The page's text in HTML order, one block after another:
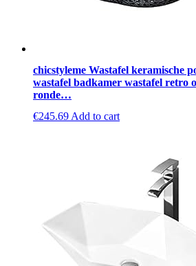
chicstyleme Wastafel keramische
wastafel badkamer wastafel retro
ronde…
€245.69 Add to cart